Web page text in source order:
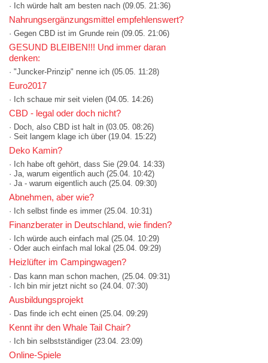
· Ich würde halt am besten nach (09.05. 21:36)
Nahrungsergänzungsmittel empfehlenswert?
· Gegen CBD ist im Grunde rein (09.05. 21:06)
GESUND BLEIBEN!!! Und immer daran
denken:
· "Juncker-Prinzip" nenne ich (05.05. 11:28)
Euro2017
· Ich schaue mir seit vielen (04.05. 14:26)
CBD - legal oder doch nicht?
· Doch, also CBD ist halt in (03.05. 08:26)
· Seit langem klage ich über (19.04. 15:22)
Deko Kamin?
· Ich habe oft gehört, dass Sie (29.04. 14:33)
· Ja, warum eigentlich auch (25.04. 10:42)
· Ja - warum eigentlich auch (25.04. 09:30)
Abnehmen, aber wie?
· Ich selbst finde es immer (25.04. 10:31)
Finanzberater in Deutschland, wie finden?
· Ich würde auch einfach mal (25.04. 10:29)
· Oder auch einfach mal lokal (25.04. 09:29)
Heizlüfter im Campingwagen?
· Das kann man schon machen, (25.04. 09:31)
· Ich bin mir jetzt nicht so (24.04. 07:30)
Ausbildungsprojekt
· Das finde ich echt einen (25.04. 09:29)
Kennt ihr den Whale Tail Chair?
· Ich bin selbstständiger (23.04. 23:09)
Online-Spiele